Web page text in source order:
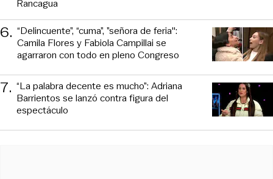
Rancagua
6. “Delincuente”, “cuma”, ”señora de feria":
Camila Flores y Fabiola Campillai se
agarraron con todo en pleno Congreso
7. “La palabra decente es mucho”: Adriana
Barrientos se lanzó contra figura del
espectáculo